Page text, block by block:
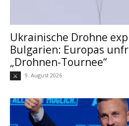
Ukrainische Drohne
Bulgarien: Europas
„Drohnen-Tournee“
⚔ 9. August 2026